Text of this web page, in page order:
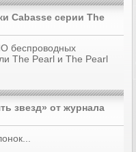
Cabasse серии The
беспроводных
The Pearl и The Pearl
звезд» от журнала